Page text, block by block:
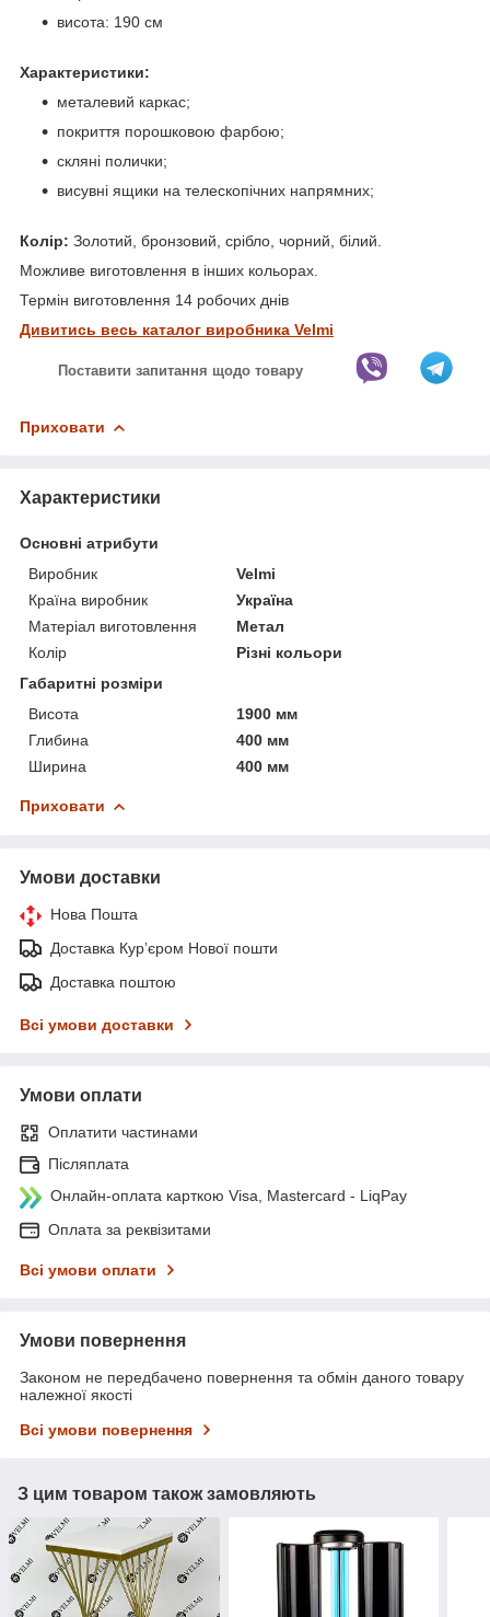
висота: 190 см
Характеристики:
металевий каркас;
покриття порошковою фарбою;
скляні полички;
висувні ящики на телескопічних напрямних;
Колір: Золотий, бронзовий, срібло, чорний, білий.
Можливе виготовлення в інших кольорах.
Термін виготовлення 14 робочих днів
Дивитись весь каталог виробника Velmi
Поставити запитання щодо товару
Приховати
Характеристики
Основні атрибути
Виробник
Velmi
Країна виробник
Україна
Матеріал виготовлення
Метал
Колір
Різні кольори
Габаритні розміри
Висота
1900 мм
Глибина
400 мм
Ширина
400 мм
Приховати
Умови доставки
Нова Пошта
Доставка Курʼєром Нової пошти
Доставка поштою
Всі умови доставки
Умови оплати
Оплатити частинами
Післяплата
Онлайн-оплата карткою Visa, Mastercard - LiqPay
Оплата за реквізитами
Всі умови оплати
Умови повернення
Законом не передбачено повернення та обмін даного товару
належної якості
Всі умови повернення
З цим товаром також замовляють